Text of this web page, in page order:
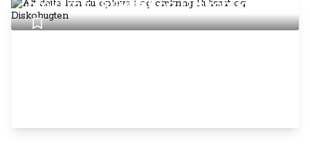
omkring Ilulissat og Diskobugten